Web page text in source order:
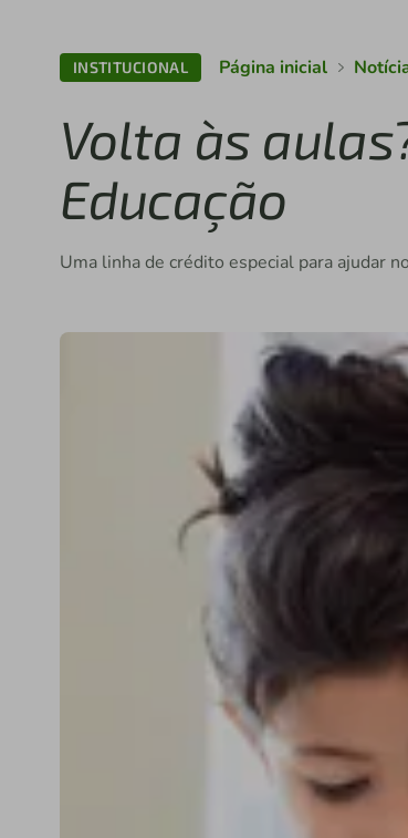
INSTITUCIONAL Página inicial
Volta às
Educação
Uma linha de crédito especial para ajudar